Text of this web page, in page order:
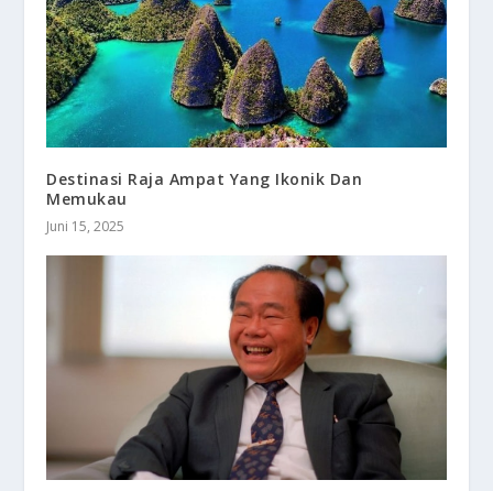
Destinasi Raja Ampat Yang Ikonik Dan
Memukau
Juni 15, 2025